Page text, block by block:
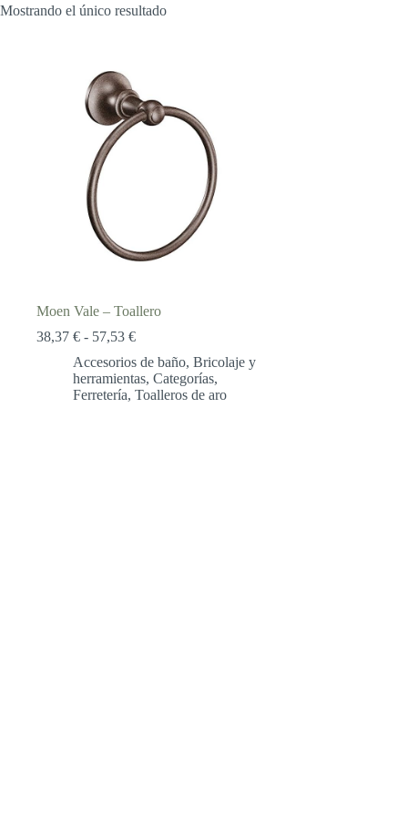
Mostrando el único resultado
Moen Vale – Toallero
38,37 € - 57,53 €Rango
precios:
desde
38,37 €
Accesorios de baño, Bricolaje y
herramientas, Categorías,
Ferretería, Toalleros de aro